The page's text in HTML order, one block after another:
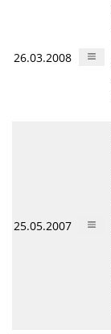
26.03.2008
25.05.2007